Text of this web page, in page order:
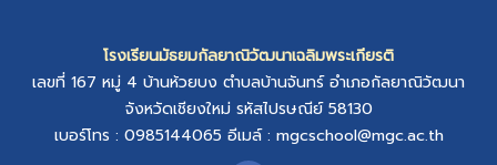
โรงเรียนมัธยมกัลยาณิวัฒนาเฉลิมพระเกียรติ
เลขที่ 167 หมู่ 4 บ้านห้วยบง ตำบลบ้านจันทร์อำเภอกัลยาณิวัฒนา
จังหวัดเชียงใหม่ รหัสไปรษณีย์ 58130
เบอร์โทร : 0985144065 อีเมล์ : mgcschool@mgc.ac.th